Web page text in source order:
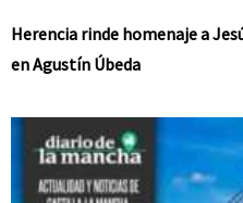
Herencia rinde homenaje a
en Agustín Úbeda